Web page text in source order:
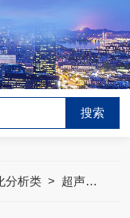
分析类 > 超声波处理器